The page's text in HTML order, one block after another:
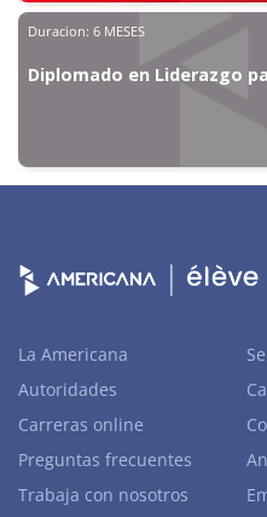
Duracion: 6 MESES
Diplomado en Liderazgo
La Americana
Autoridades
Carreras online
Preguntas frecuentes
Trabaja con nosotros